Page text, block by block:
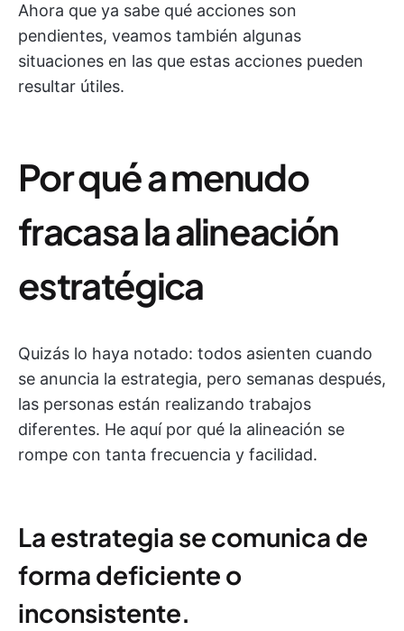
Ahora que ya sabe qué acciones son
pendientes, veamos también algunas
situaciones en las que estas acciones pueden
resultar útiles.
Por qué a menudo
fracasa la alineación
estratégica
Quizás lo haya notado: todos asienten cuando
se anuncia la estrategia, pero semanas después,
las personas están realizando trabajos
diferentes. He aquí por qué la alineación se
rompe con tanta frecuencia y facilidad.
La estrategia se comunica de
forma deficiente o
inconsistente.